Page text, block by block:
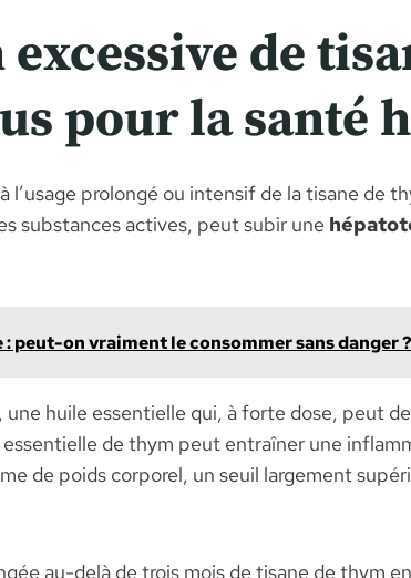
de
pour la santé
l’usage prolongé ou intensif de la tisane
substances actives, peut subir une
peut-on vraiment le consommer sans danger ?
huile essentielle qui, à forte dose, peut
essentielle de thym peut entraîner une
de poids corporel, un seuil largement
au-delà de trois mois de tisane de thym